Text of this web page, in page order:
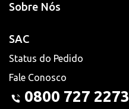
Sobre Nós
SAC
Status do Pedido
Fale Conosco
0800 727 2273